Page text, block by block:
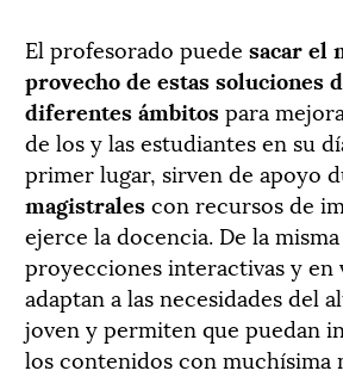
El profesorado puede sacar el
provecho de estas soluciones
diferentes ámbitospara
de los y las estudiantes en su
primer lugar, sirven de apoyo
magistralescon recursos de
ejerce la docencia. De la
proyecciones interactivas y en
adaptan a las necesidades del
joven y permiten que puedan
los contenidos con muchísima